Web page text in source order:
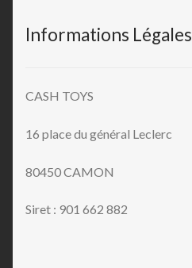
Informations Légales
CASH TOYS
16 place du général Leclerc
80450 CAMON
Siret : 901 662 882